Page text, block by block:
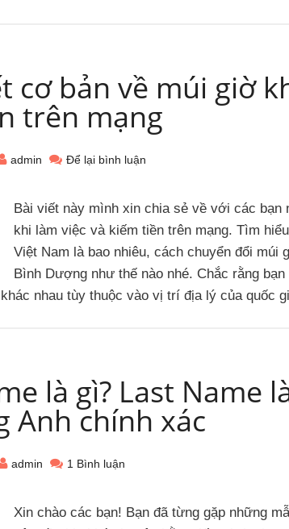
cơ bản về múi giờ
trên mạng
admin Để lại bình luận
Bài viết này mình xin chia sẻ về với các
khi làm việc và kiếm tiền trên mạng. Tìm
Việt Nam là bao nhiêu, cách chuyển đổi múi
Bình Dượng như thế nào nhé. Chắc rằng
nhau tùy thuộc vào vị trí địa lý của quốc
là gì? Last Name
Anh chính xác
admin 1 Bình luận
Xin chào các bạn! Bạn đã từng gặp những